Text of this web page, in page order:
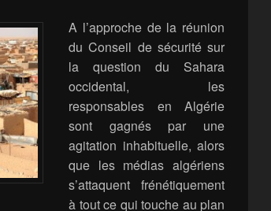
A l’approche de la réunion
du Conseil de sécurité sur
la question du Sahara
occidental, les
responsables en Algérie
sont gagnés par une
agitation inhabituelle, alors
que les médias algériens
s’attaquent frénétiquement
à tout ce qui touche au plan